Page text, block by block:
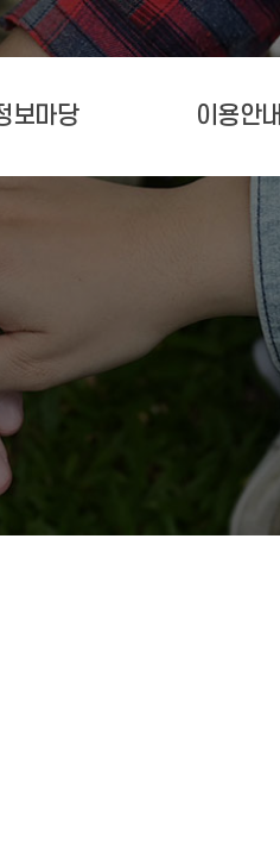
보마당 이용안내